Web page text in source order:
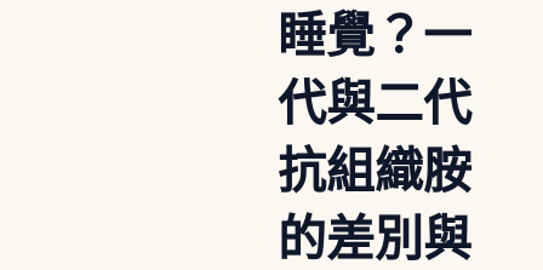
睡覺？一
代與二代
抗組織胺
的差別與